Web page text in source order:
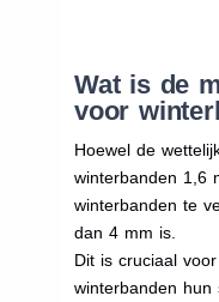
Wat is de
voor
Hoewel de
winterbanden 1,6
winterbanden te
dan 4 mm is.
Dit is cruciaal
winterbanden hun